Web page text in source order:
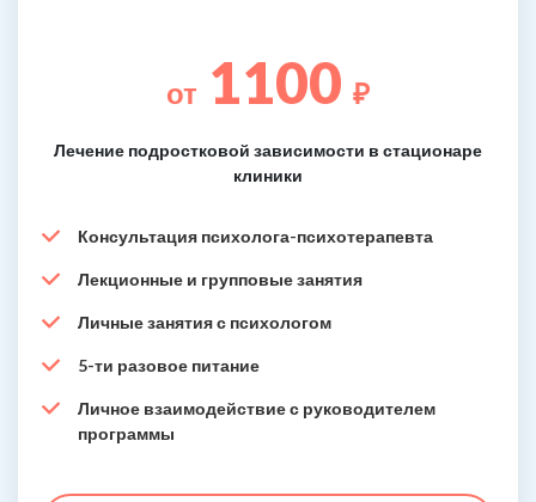
от 1100 ₽
Лечение подростковой зависимости в стационаре
клиники
Консультация психолога-психотерапевта
Лекционные и групповые занятия
Личные занятия с психологом
5-ти разовое питание
Личное взаимодействие с руководителем
программы